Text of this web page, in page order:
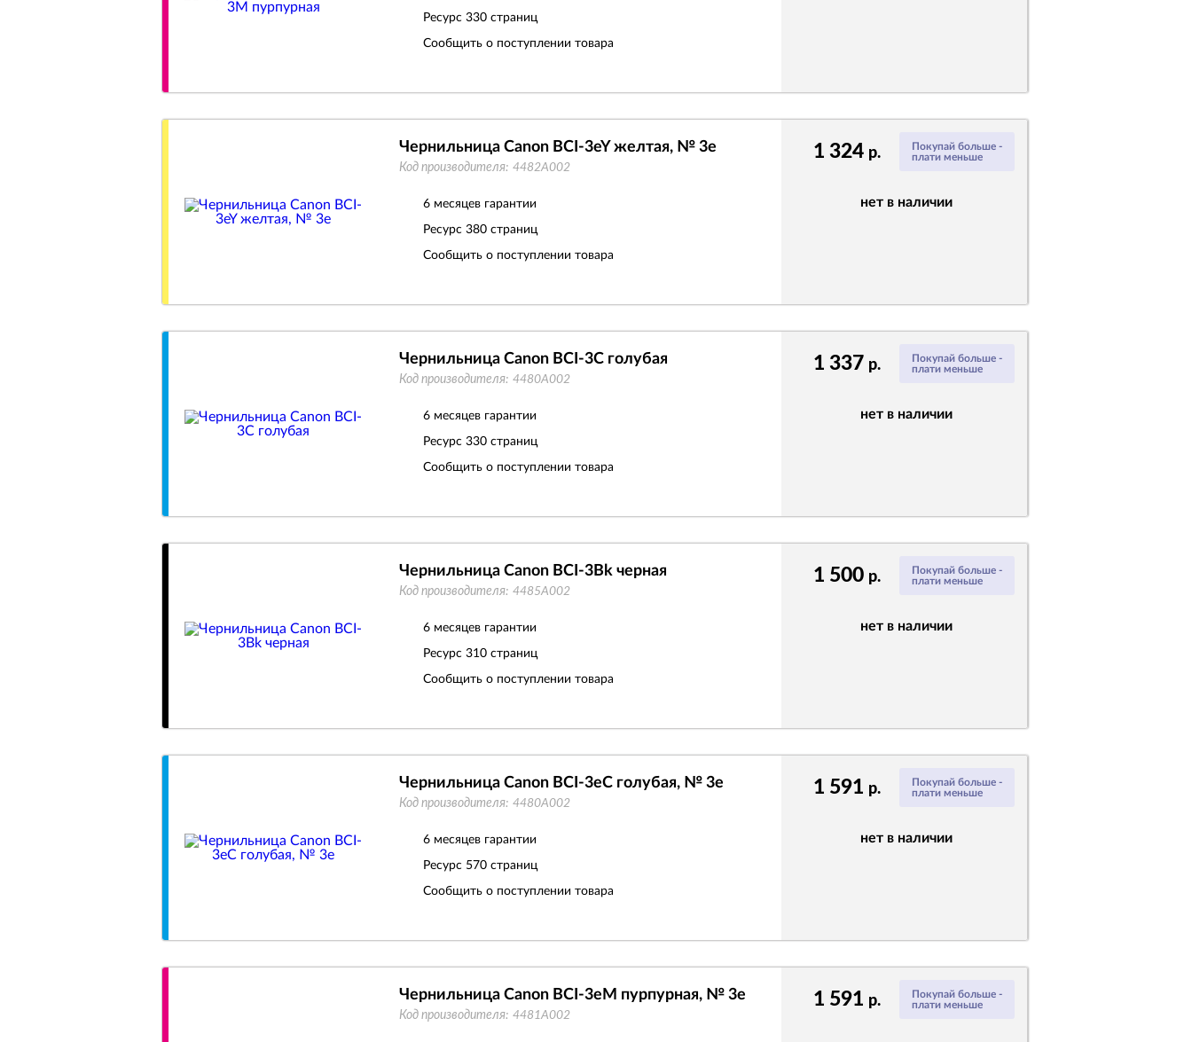
Ресурс 330 страниц
Сообщить о поступлении товара
Покупай больше -
плати меньше
1 324 р.
нет в наличии
Чернильница Canon BCI-3eY желтая, № 3e
Код производителя: 4482A002
6 месяцев гарантии
Ресурс 380 страниц
Сообщить о поступлении товара
Покупай больше -
плати меньше
1 337 р.
нет в наличии
Чернильница Canon BCI-3C голубая
Код производителя: 4480A002
6 месяцев гарантии
Ресурс 330 страниц
Сообщить о поступлении товара
Покупай больше -
плати меньше
1 500 р.
нет в наличии
Чернильница Canon BCI-3Bk черная
Код производителя: 4485A002
6 месяцев гарантии
Ресурс 310 страниц
Сообщить о поступлении товара
Покупай больше -
плати меньше
1 591 р.
нет в наличии
Чернильница Canon BCI-3eC голубая, № 3e
Код производителя: 4480A002
6 месяцев гарантии
Ресурс 570 страниц
Сообщить о поступлении товара
Покупай больше -
плати меньше
1 591 р.
Чернильница Canon BCI-3eM пурпурная, № 3e
Код производителя: 4481A002